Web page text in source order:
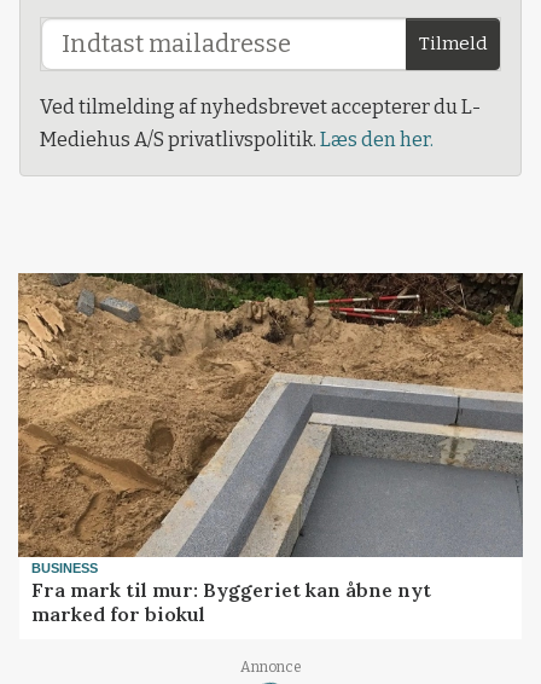
Tilmeld
Ved tilmelding af nyhedsbrevet accepterer du L-
Mediehus A/S privatlivspolitik. Læs den her.
BUSINESS
Fra mark til mur: Byggeriet kan åbne nyt
marked for biokul
Annonce